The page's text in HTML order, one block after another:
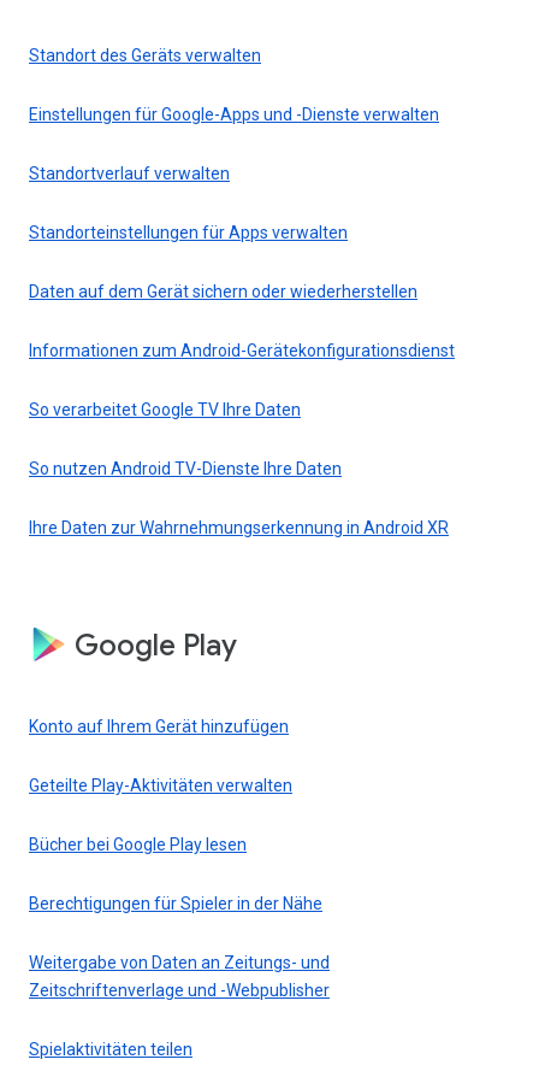
Standort des Geräts verwalten
Einstellungen für Google-Apps und -Dienste verwalten
Standortverlauf verwalten
Standorteinstellungen für Apps verwalten
Daten auf dem Gerät sichern oder wiederherstellen
Informationen zum Android-Gerätekonfigurationsdienst
So verarbeitet Google TV Ihre Daten
So nutzen Android TV-Dienste Ihre Daten
Ihre Daten zur Wahrnehmungserkennung in Android XR
Google Play
Konto auf Ihrem Gerät hinzufügen
Geteilte Play-Aktivitäten verwalten
Bücher bei Google Play lesen
Berechtigungen für Spieler in der Nähe
Weitergabe von Daten an Zeitungs- und
Zeitschriftenverlage und -Webpublisher
Spielaktivitäten teilen